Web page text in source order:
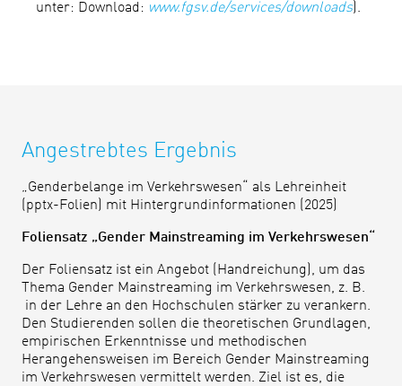
unter: Download: www.fgsv.de/services/downloads ).
Angestrebtes Ergebnis
„Genderbelange im Verkehrswesen“ als Lehreinheit
(pptx-Folien) mit Hintergrundinformationen (2025)
Foliensatz „Gender Mainstreaming im Verkehrswesen“
Der Foliensatz ist ein Angebot (Handreichung), um das
Thema Gender Mainstreaming im Verkehrswesen, z. B.
in der Lehre an den Hochschulen stärker zu verankern.
Den Studierenden sollen die theoretischen Grundlagen,
empirischen Erkenntnisse und methodischen
Herangehensweisen im Bereich Gender Mainstreaming
im Verkehrswesen vermittelt werden. Ziel ist es, die